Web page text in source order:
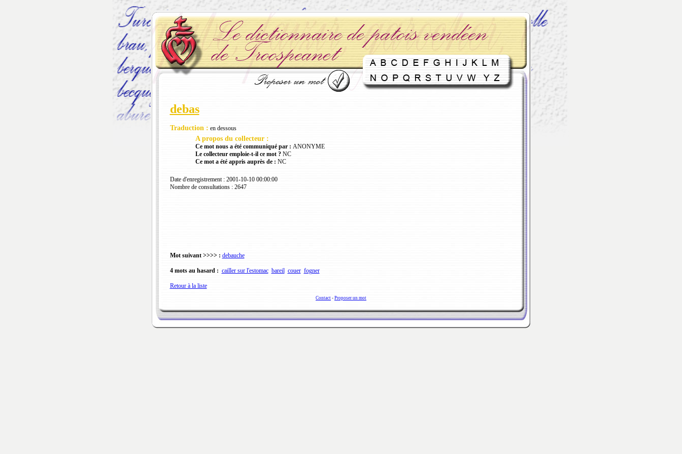
debas
Traduction : en dessous
A propos du collecteur :
Ce mot nous a été communiqué par : ANONYME
Le collecteur emploie-t-il ce mot ?NC
Ce mot a été appris auprès de : NC
Date d'enregistrement : 2001-10-10 00:00:00
Nombre de consultations : 2647
Mot suivant >>>> : debauche
4 mots au hasard : cailler sur l'estomac bareil couer fogner
Retour à la liste
Contact - Proposer un mot